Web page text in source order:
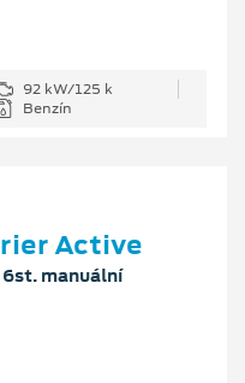
92 kW/125 k
Benzín
Active
manuální